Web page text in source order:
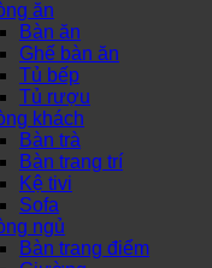
ăn
Bàn ăn
Ghế bàn ăn
Tủ bếp
Tủ rượu
khách
Bàn trà
Bàn trang trí
Kệ tivi
Sofa
ngủ
Bàn trang điểm